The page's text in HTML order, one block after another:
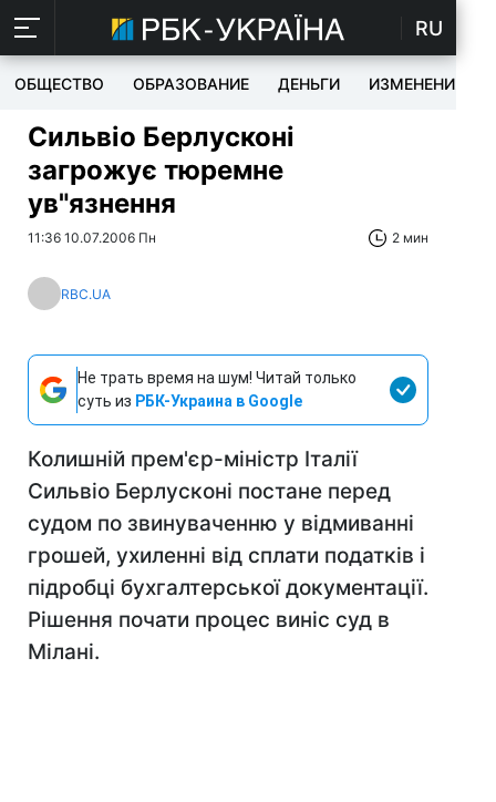
RU
ОБЩЕСТВО ОБРАЗОВАНИЕ ДЕНЬГИ ИЗМЕНЕНИЯ
Сильвіо Берлусконі
загрожує тюремне
ув"язнення
11:36 10.07.2006 Пн 2 мин
RBC.UA
Не трать время на шум! Читай только
суть из РБК-Украина в Google
Колишній прем'єр-міністр Італії
Сильвіо Берлусконі постане перед
судом по звинуваченню у відмиванні
грошей, ухиленні від сплати податків і
підробці бухгалтерської документації.
Рішення почати процес виніс суд в
Мілані.